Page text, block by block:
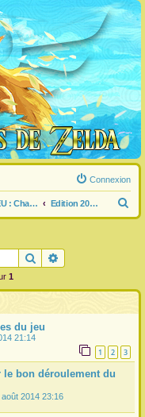
Connexion
JEU : Championnat Estival Pédézédien Edition 2014
e
c
Rechercher
1
du jeu
21:14
1 2 3
bon déroulement du
août 2014 23:16